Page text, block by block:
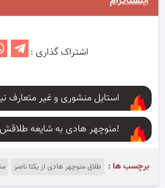
اشتراک گذاری :
استایل منشوری و غیر متعارف
منوچهر هادی به شایعه طلاقش از یکتا ناصر پاسخ داد!
برچسب ها : طلاق منوچهر هادی از یکتا ناصر